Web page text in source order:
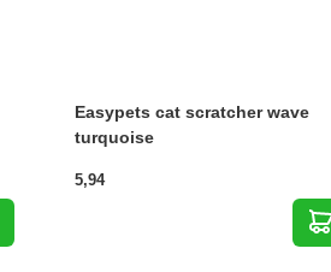
Easypets cat scratcher wave
turquoise
5,94